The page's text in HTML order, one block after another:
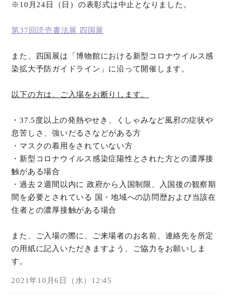
※10月24日（日）の表彰式は中止となりました。
第37回読売書法展 四国展
また、四国展は「博物館における新型コロナウイルス感
染拡大予防ガイドライン」に沿って開催します。
以下の方は、ご入場をお断りします。
・37.5度以上の発熱やせき、くしゃみなど風邪の症状や
息苦しさ、強いだるさなどがある方
・マスクの着用をされていない方
・新型コロナウイルス感染症陽性とされた方との濃厚接
触がある場合
・過去２週間以内に 政府から入国制限、入国後の観察期
間を必要とされている 国・地域への訪問歴および当該在
住者との濃厚接触がある場合
また、ご入場の際に、ご来場者のお名前、連絡先を所定
の用紙に記入いただきますよう、ご協力をお願いしま
す。
2021年10月6日（水）12:45